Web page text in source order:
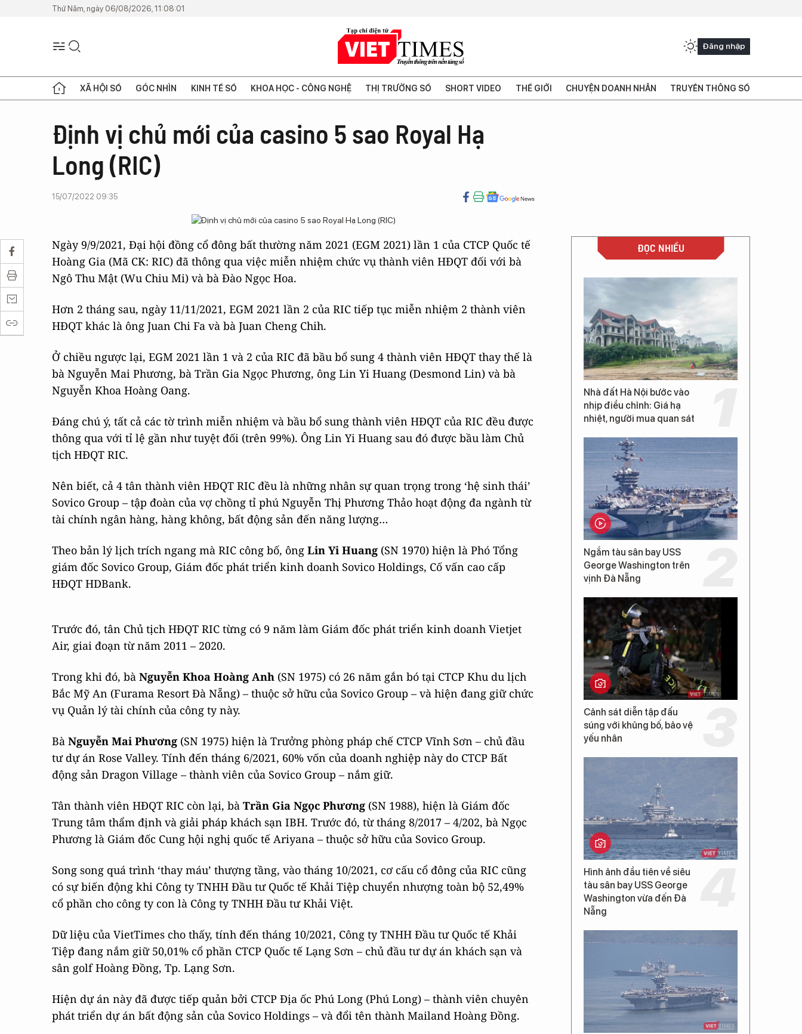
Thứ Năm, ngày 06/08/2026, 11:08:01
Đăng nhập
XÃ HỘI SỐ GÓC NHÌN KINH TẾ SỐ KHOA HỌC - CÔNG NGHỆ THỊ TRƯỜNG SỐ SHORT VIDEO THẾ GIỚI CHUYỆN DOANH NHÂN TRUYỀN THÔNG SỐ
Định vị chủ mới của casino 5 sao Royal Hạ
Long (RIC)
15/07/2022 09:35
Ngày 9/9/2021, Đại hội đồng cổ đông bất thường năm 2021 (EGM 2021) lần 1 của CTCP Quốc tế
Hoàng Gia (Mã CK: RIC) đã thông qua việc miễn nhiệm chức vụ thành viên HĐQT đối với bà
Ngô Thu Mật (Wu Chiu Mi) và bà Đào Ngọc Hoa.
Hơn 2 tháng sau, ngày 11/11/2021, EGM 2021 lần 2 của RIC tiếp tục miễn nhiệm 2 thành viên
HĐQT khác là ông Juan Chi Fa và bà Juan Cheng Chih.
Ở chiều ngược lại, EGM 2021 lần 1 và 2 của RIC đã bầu bổ sung 4 thành viên HĐQT thay thế là
bà Nguyễn Mai Phương, bà Trần Gia Ngọc Phương, ông Lin Yi Huang (Desmond Lin) và bà
Nguyễn Khoa Hoàng Oang.
Đáng chú ý, tất cả các tờ trình miễn nhiệm và bầu bổ sung thành viên HĐQT của RIC đều được
thông qua với tỉ lệ gần như tuyệt đối (trên 99%). Ông Lin Yi Huang sau đó được bầu làm Chủ
tịch HĐQT RIC.
Nên biết, cả 4 tân thành viên HĐQT RIC đều là những nhân sự quan trọng trong ‘hệ sinh thái’
Sovico Group – tập đoàn của vợ chồng tỉ phú Nguyễn Thị Phương Thảo hoạt động đa ngành từ
tài chính ngân hàng, hàng không, bất động sản đến năng lượng…
Theo bản lý lịch trích ngang mà RIC công bố, ông Lin Yi Huang (SN 1970) hiện là Phó Tổng
giám đốc Sovico Group, Giám đốc phát triển kinh doanh Sovico Holdings, Cố vấn cao cấp
HĐQT HDBank.
Trước đó, tân Chủ tịch HĐQT RIC từng có 9 năm làm Giám đốc phát triển kinh doanh Vietjet
Air, giai đoạn từ năm 2011 – 2020.
Trong khi đó, bà Nguyễn Khoa Hoàng Anh (SN 1975) có 26 năm gắn bó tại CTCP Khu du lịch
Bắc Mỹ An (Furama Resort Đà Nẵng) – thuộc sở hữu của Sovico Group – và hiện đang giữ chức
vụ Quản lý tài chính của công ty này.
Bà Nguyễn Mai Phương (SN 1975) hiện là Trưởng phòng pháp chế CTCP Vĩnh Sơn – chủ đầu
tư dự án Rose Valley. Tính đến tháng 6/2021, 60% vốn của doanh nghiệp này do CTCP Bất
động sản Dragon Village – thành viên của Sovico Group – nắm giữ.
Tân thành viên HĐQT RIC còn lại, bà Trần Gia Ngọc Phương (SN 1988), hiện là Giám đốc
Trung tâm thẩm định và giải pháp khách sạn IBH. Trước đó, từ tháng 8/2017 – 4/202, bà Ngọc
Phương là Giám đốc Cung hội nghị quốc tế Ariyana – thuộc sở hữu của Sovico Group.
Song song quá trình ‘thay máu’ thượng tầng, vào tháng 10/2021, cơ cấu cổ đông của RIC cũng
có sự biến động khi Công ty TNHH Đầu tư Quốc tế Khải Tiệp chuyển nhượng toàn bộ 52,49%
cổ phần cho công ty con là Công ty TNHH Đầu tư Khải Việt.
Dữ liệu của VietTimes cho thấy, tính đến tháng 10/2021, Công ty TNHH Đầu tư Quốc tế Khải
Tiệp đang nắm giữ 50,01% cổ phần CTCP Quốc tế Lạng Sơn – chủ đầu tư dự án khách sạn và
sân golf Hoàng Đồng, Tp. Lạng Sơn.
Hiện dự án này đã được tiếp quản bởi CTCP Địa ốc Phú Long (Phú Long) – thành viên chuyên
phát triển dự án bất động sản của Sovico Holdings – và đổi tên thành Mailand Hoàng Đồng.
ĐỌC NHIỀU
Nhà đất Hà Nội bước vào
nhịp điều chỉnh: Giá hạ
nhiệt, người mua quan sát
Ngắm tàu sân bay USS
George Washington trên
vịnh Đà Nẵng
Cảnh sát diễn tập đấu
súng với khủng bố, bảo vệ
yếu nhân
Hình ảnh đầu tiên về siêu
tàu sân bay USS George
Washington vừa đến Đà
Nẵng